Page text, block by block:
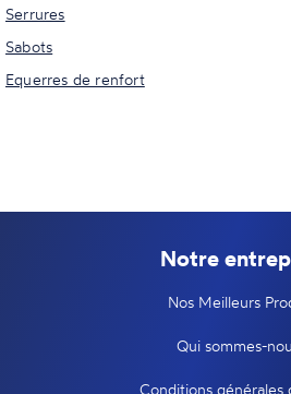
Serrures
Sabots
Equerres de renfort
Notre
Nos Meilleurs
Qui sommes-
Conditions générales